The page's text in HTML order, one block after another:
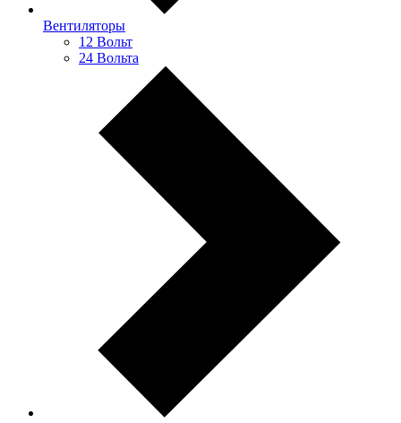
Вентиляторы
12 Вольт
24 Вольта